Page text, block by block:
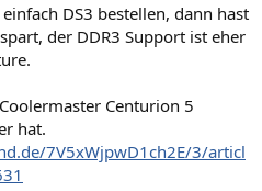
DS3 bestellen, dann hast
der DDR3 Support ist eher
Centurion 5
hat.
7V5xWjpwD1ch2E/3/articl